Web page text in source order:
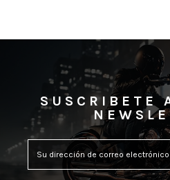
SUSCRIBETE